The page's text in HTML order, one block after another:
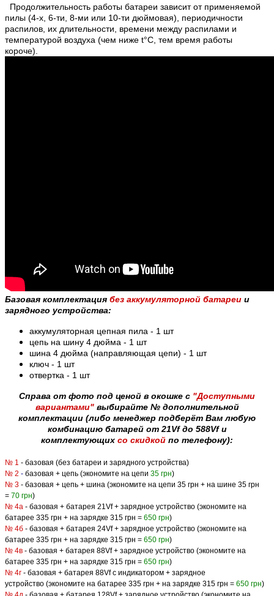
Продолжительность работы батареи зависит от применяемой
пилы (4-х, 6-ти, 8-ми или 10-ти дюймовая), периодичности
распилов, их длительности, времени между распилами и
температурой воздуха (чем ниже t°C, тем время работы
короче).
Базовая комплектация без аккумуляторной батареи и
зарядного устройства:
аккумуляторная цепная пила - 1 шт
цепь на шину 4 дюйма - 1 шт
шина 4 дюйма (направляющая цепи) - 1 шт
ключ - 1 шт
отвертка - 1 шт
Справа от фото под ценой в окошке с "Доступными
вариантами"выбирайте № дополнительной
комплектации (либо менеджер подберёт Вам любую
комбинацию батарей от 21Vf до 588Vf и
комплектующих со скидкой по телефону):
№ 1 - базовая (без батареи и зарядного устройства)
№ 2 - базовая + цепь (экономите на цепи 35 грн)
№ 3 - базовая + цепь + шина (экономите на цепи 35 грн + на шине 35 грн
= 70 грн)
№ 4а - базовая + батарея 21Vf + зарядное устройство (экономите на
батарее 335 грн + на зарядке 315 грн = 650 грн)
№ 4б - базовая + батарея 24Vf + зарядное устройство (экономите на
батарее 335 грн + на зарядке 315 грн = 650 грн)
№ 4в - базовая + батарея 88Vf + зарядное устройство (экономите на
батарее 335 грн + на зарядке 315 грн = 650 грн)
№ 4г - базовая + батарея 88Vf с индикатором + зарядное
устройство (экономите на батарее 335 грн + на зарядке 315 грн = 650 грн)